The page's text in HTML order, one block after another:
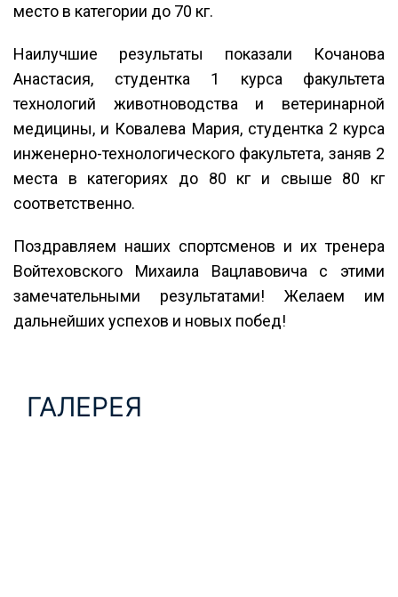
место в категории до 70 кг.
Наилучшие результаты показали Кочанова
Анастасия, студентка 1 курса факультета
технологий животноводства и ветеринарной
медицины, и Ковалева Мария, студентка 2 курса
инженерно-технологического факультета, заняв 2
места в категориях до 80 кг и свыше 80 кг
соответственно.
Поздравляем наших спортсменов и их тренера
Войтеховского Михаила Вацлавовича с этими
замечательными результатами! Желаем им
дальнейших успехов и новых побед!
ГАЛЕРЕЯ